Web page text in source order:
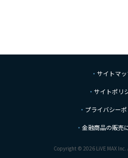
サイトマ
サイトポリ
プライバシー
金融商品の販売
Copyright © 2026 LiVE MAX Inc.